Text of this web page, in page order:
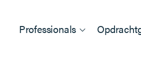
Professionals